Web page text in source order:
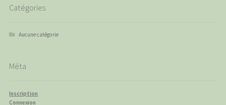
Catégories
Aucune catégorie
Méta
Inscription
Connexion